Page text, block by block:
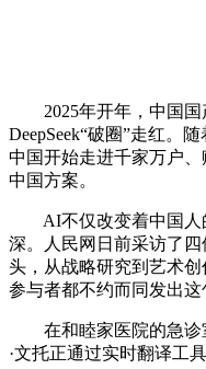
2025年开年，中国国
DeepSeek“破圈”走红。
中国开始走进千家万户
中国方案。
AI不仅改变着中国人
深。人民网日前采访了
头，从战略研究到艺术
参与者都不约而同发出
在和睦家医院的急诊
·文托正通过实时翻译工